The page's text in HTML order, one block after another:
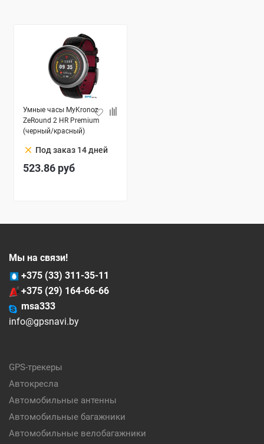
Умные часы MyKronoz
ZeRound 2 HR Premium
(черный/красный)
clear Под заказ 14 дней
523.86 руб
Мы на связи!
+375 (33) 311-35-11
+375 (29) 164-66-66
msa333
info@gpsnavi.by
GPS-трекеры
Автокресла
Автомобильные антенны
Автомобильные багажники
Автомобильные велобагажники